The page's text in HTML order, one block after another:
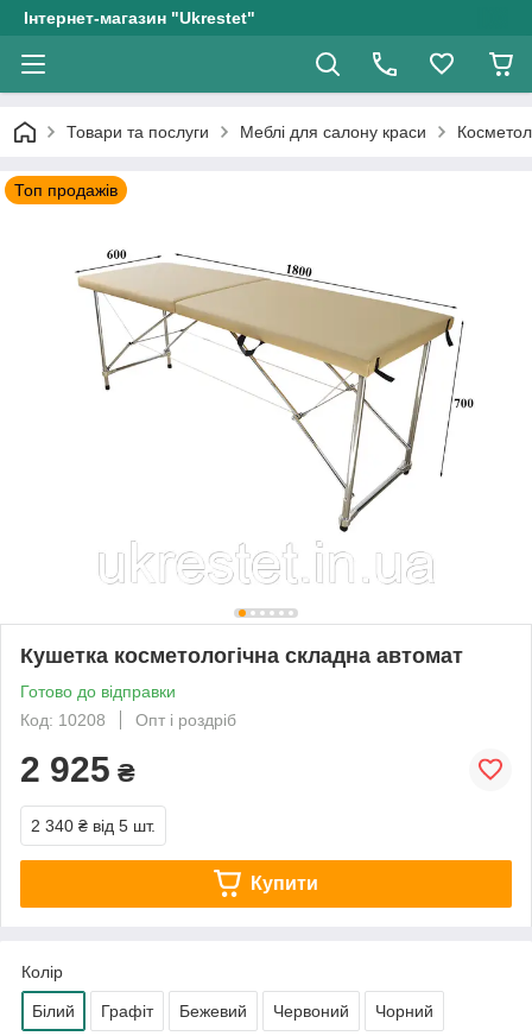
Інтернет-магазин "Ukrestet"
Товари та послуги Меблі для салону краси
Топ продажів
Кушетка косметологічна складна автомат
Готово до відправки
Код: 10208
Опт і роздріб
2 925 ₴
2 340 ₴ від 5 шт.
Купити
Колір
Білий Графіт Бежевий Червоний Чорний